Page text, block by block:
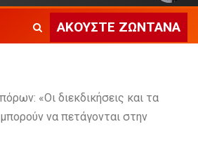
ΑΚΟΎΣΤΕ ΖΩΝΤΑΝΆ
«Οι διεκδικήσεις και τα
να πετάγονται στην